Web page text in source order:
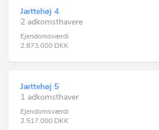
Jættehøj 4
2 adkomsthavere
Ejendomsværdi
2.873.000 DKK
Jættehøj 5
1 adkomsthaver
Ejendomsværdi
2.517.000 DKK